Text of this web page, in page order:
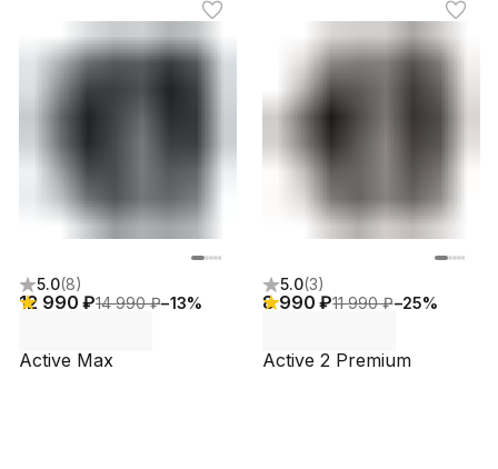
5.0(8)
12 990 ₽14 990 ₽−13%
Active Max
5.0(3)
8 990 ₽11 990 ₽−25%
Active 2 Premium